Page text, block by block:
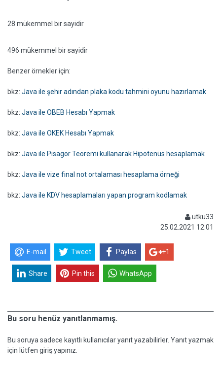
28 mükemmel bir sayidir
496 mükemmel bir sayidir
Benzer örnekler için:
bkz: Java ile şehir adından plaka kodu tahmini oyunu hazırlamak
bkz: Java ile OBEB Hesabı Yapmak
bkz: Java ile OKEK Hesabı Yapmak
bkz: Java ile Pisagor Teoremi kullanarak Hipotenüs hesaplamak
bkz: Java ile vize final not ortalaması hesaplama örneği
bkz: Java ile KDV hesaplamaları yapan program kodlamak
utku33
25.02.2021 12:01
E-mail Tweet Paylas +1
Share Pin this WhatsApp
Bu soru henüz yanıtlanmamış.
Bu soruya sadece kayıtlı kullanıcılar yanıt yazabilirler. Yanıt yazmak
için lütfen giriş yapınız.